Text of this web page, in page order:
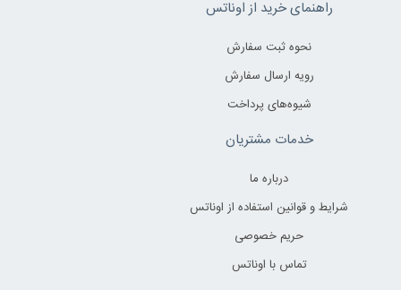
راهنمای خرید از اوناتس
نحوه ثبت سفارش
رویه ارسال سفارش
شیوه‌های پرداخت
خدمات مشتریان
درباره ما
شرایط و قوانین استفاده از اوناتس
حریم خصوصی
تماس با اوناتس